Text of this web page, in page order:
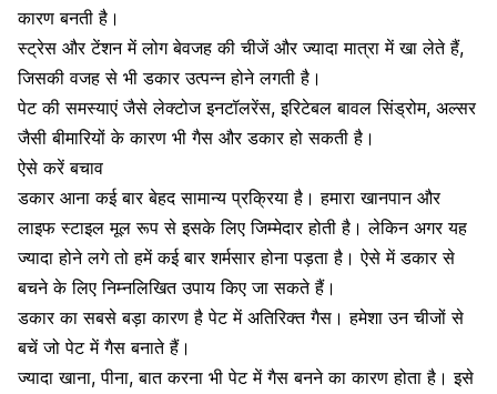
कारण बनती है।
स्ट्रेस और टेंशनमें लोग बेवजह की चीजें और ज्यादा मात्रा में खा लेते हैं,
जिसकी वजह से भी डकार उत्पन्न होने लगती है।
पेट की समस्याएं जैसे लेक्टोज इनटॉलरेंस, इरिटेबल बावल सिंड्रोम, अल्सर
जैसी बीमारियों के कारण भी गैस और डकार हो सकती है।
ऐसे करें बचाव
डकार आना कई बार बेहद सामान्य प्रक्रिया है। हमाराखानपान और
लाइफ स्टाइल मूल रूप से इसके लिए जिम्मेदार होती है। लेकिन अगर यह
ज्यादा होने लगे तो हमें कई बार शर्मसार होना पड़ता है। ऐसे में डकार से
बचने के लिए निम्नलिखित उपाय किए जा सकते हैं।
डकार का सबसे बड़ा कारण है पेट में अतिरिक्त गैस। हमेशा उन चीजों से
बचें जो पेट में गैस बनाते हैं।
ज्यादा खाना, पीना, बात करना भी पेट में गैस बनने का कारण होता है। इसे